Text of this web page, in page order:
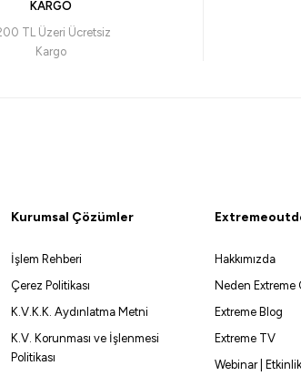
Daiwa
Daiwa Exceler 244cm 14-42gr 2 Parça Spin Kamışı
KARGO
TL Üzeri Ücretsiz
Kargo
Kurumsal Çözümler
İşlem Rehberi
Çerez Politikası
K.V.K.K. Aydınlatma Metni
K.V. Korunması ve İşlenmesi
Politikası
Hakkımızda
Neden Extreme
Extreme Blog
Extreme TV
Webinar | Etkinlik